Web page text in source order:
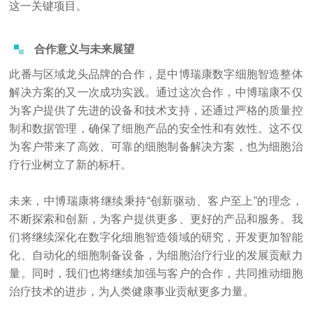
这一关键项目。
合作意义与未来展望
此番与区域龙头品牌的合作，是中博瑞康数字细胞智造整体
解决方案的又一次成功实践。通过这次合作，中博瑞康不仅
为客户提供了先进的设备和技术支持，还通过严格的质量控
制和数据管理，确保了细胞产品的安全性和有效性。这不仅
为客户带来了高效、可靠的细胞制备解决方案，也为细胞治
疗行业树立了新的标杆。
未来，中博瑞康将继续秉持“创新驱动、客户至上”的理念，
不断探索和创新，为客户提供更多、更好的产品和服务。我
们将继续深化在数字化细胞智造领域的研究，开发更加智能
化、自动化的细胞制备设备，为细胞治疗行业的发展贡献力
量。同时，我们也将继续加强与客户的合作，共同推动细胞
治疗技术的进步，为人类健康事业贡献更多力量。